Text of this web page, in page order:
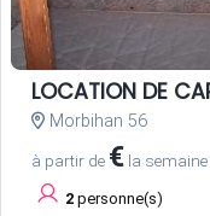
LOCATION DE
Morbihan 56
à partir de € la semaine
2 personne(s)